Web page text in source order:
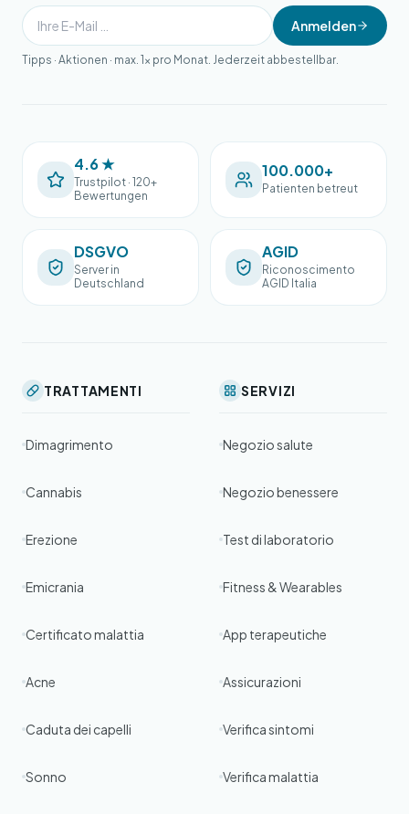
Anmelden
Tipps · Aktionen · max. 1× pro Monat. Jederzeit abbestellbar.
4.6 ★
Trustpilot · 120+
Bewertungen
100.000+
Patienten betreut
DSGVO
Server in
Deutschland
AGID
Riconoscimento
AGID Italia
TRATTAMENTI
Dimagrimento
Cannabis
Erezione
Emicrania
Certificato malattia
Acne
Caduta dei capelli
Sonno
SERVIZI
Negozio salute
Negozio benessere
Test di laboratorio
Fitness & Wearables
App terapeutiche
Assicurazioni
Verifica sintomi
Verifica malattia